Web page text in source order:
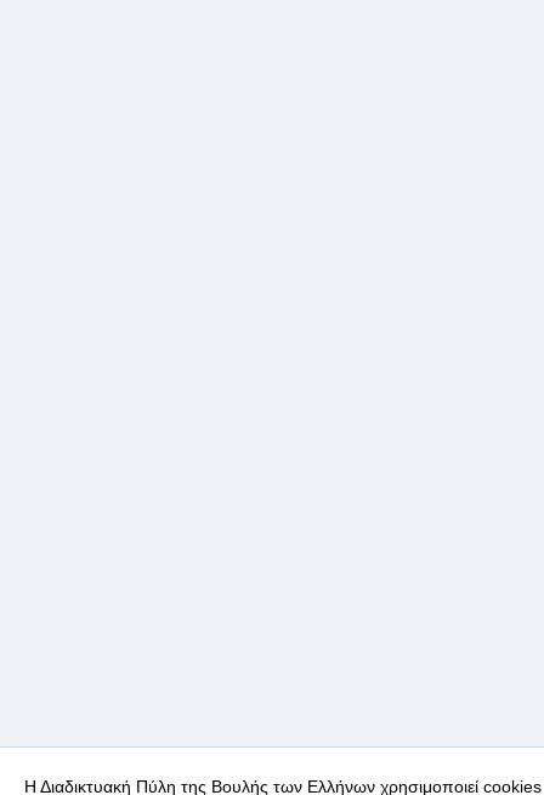
Η Διαδικτυακή Πύλη της Βουλής των Ελλήνων χρησιμοποιεί